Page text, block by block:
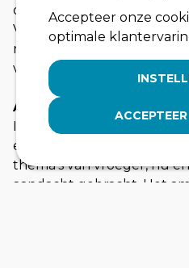
ontmoeting, bezinning en
Vrijheidskwartier is een
ruimte voor ‘ontmoeten’
van de verhalen’.
Agenderen en innoveren
In het Vrijheidskwartier
en vrije tijd. Met moderne
thema’s van vroeger, nu
aandacht gebracht. Het
Accepteer onze
optimale